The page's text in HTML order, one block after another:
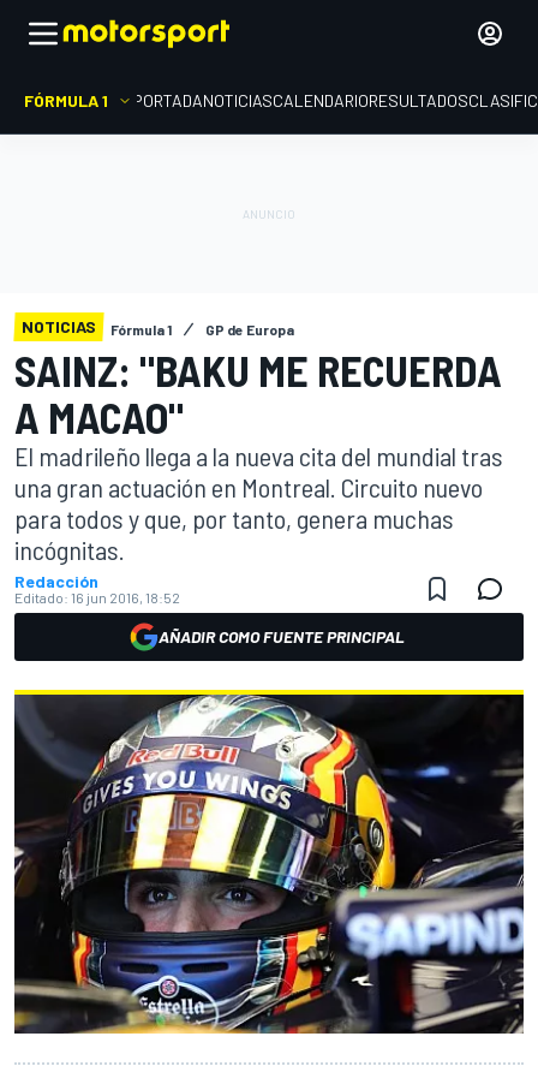
FÓRMULA 1 PORTADANOTICIASCALENDARIORESULTADOS
NOTICIAS Fórmula 1 GP de Europa
SAINZ: "BAKU ME RECUERDA
A MACAO"
El madrileño llega a la nueva cita del mundial tras
una gran actuación en Montreal. Circuito nuevo
para todos y que, por tanto, genera muchas
incógnitas.
Redacción
Editado: 16 jun 2016, 18:52
AÑADIR COMO FUENTE PRINCIPAL